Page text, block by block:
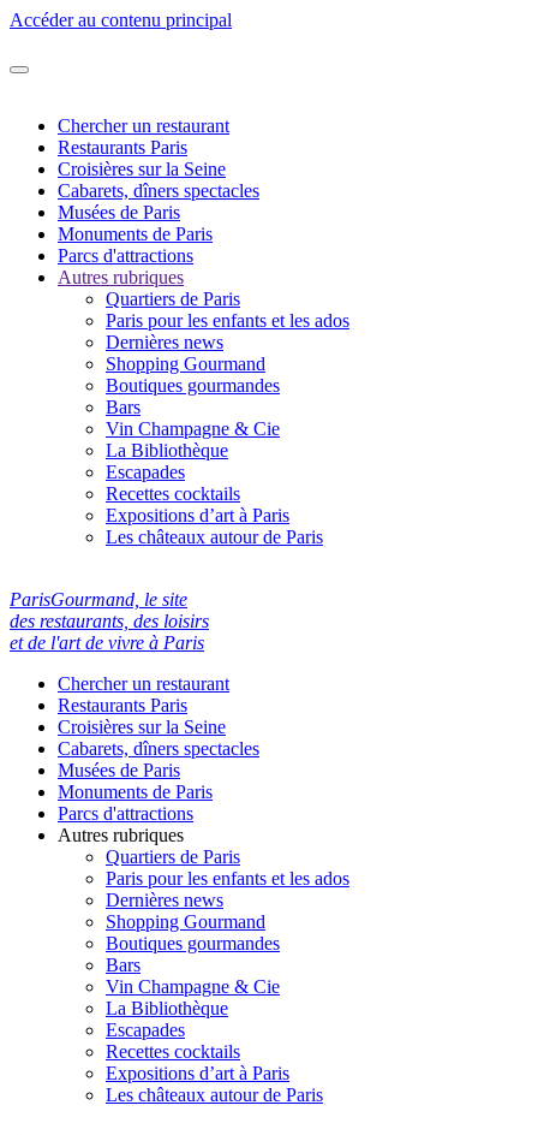
Accéder au contenu principal
Chercher un restaurant
Restaurants Paris
Croisières sur la Seine
Cabarets, dîners spectacles
Musées de Paris
Monuments de Paris
Parcs d'attractions
Autres rubriques
Quartiers de Paris
Paris pour les enfants et les ados
Dernières news
Shopping Gourmand
Boutiques gourmandes
Bars
Vin Champagne & Cie
La Bibliothèque
Escapades
Recettes cocktails
Expositions d’art à Paris
Les châteaux autour de Paris
ParisGourmand, le site
des restaurants, des loisirs
et de l'art de vivre à Paris
Chercher un restaurant
Restaurants Paris
Croisières sur la Seine
Cabarets, dîners spectacles
Musées de Paris
Monuments de Paris
Parcs d'attractions
Autres rubriques
Quartiers de Paris
Paris pour les enfants et les ados
Dernières news
Shopping Gourmand
Boutiques gourmandes
Bars
Vin Champagne & Cie
La Bibliothèque
Escapades
Recettes cocktails
Expositions d’art à Paris
Les châteaux autour de Paris